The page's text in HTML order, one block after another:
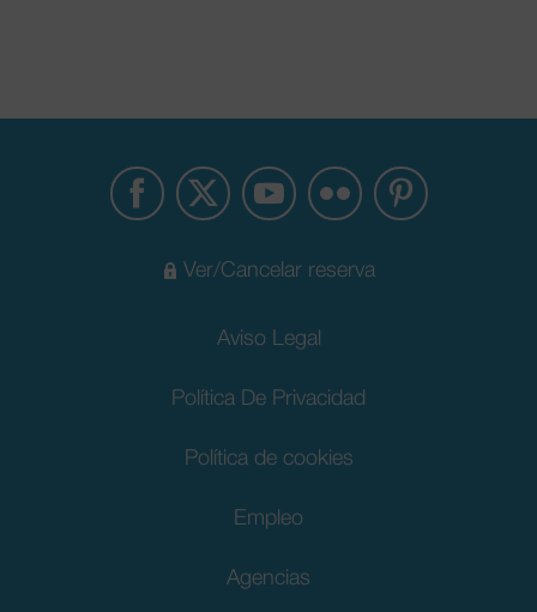
Ver/Cancelar reserva
Aviso Legal
Política De Privacidad
Política de cookies
Empleo
Agencias